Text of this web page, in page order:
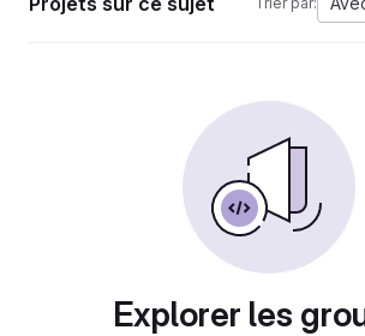
Explorer les